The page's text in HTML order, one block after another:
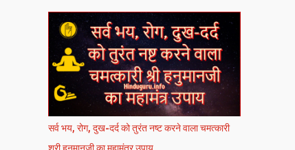
सर्व भय, रोग, दुख-दर्द को तुरंत नष्ट करने वाला चमत्कारी